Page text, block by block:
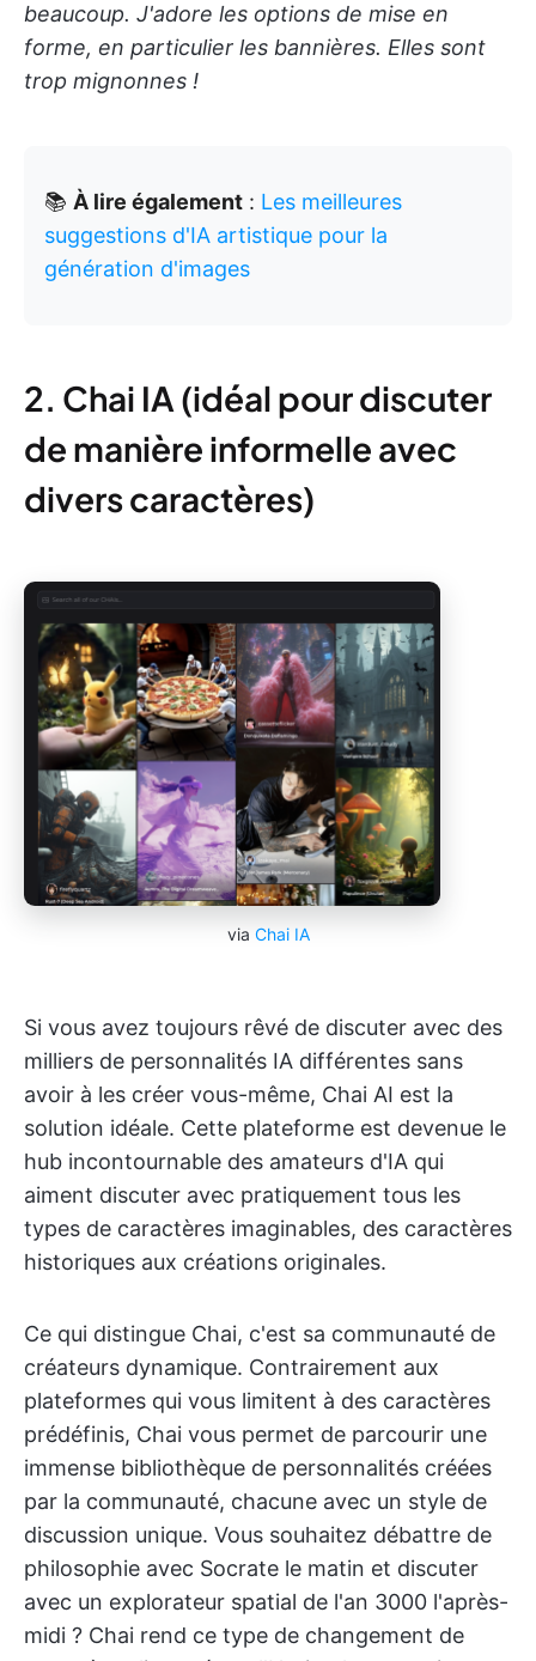
beaucoup. J'adore les options de mise en
forme, en particulier les bannières. Elles sont
trop mignonnes !
📚 À lire également : Les meilleures
suggestions d'IA artistique pour la
génération d'images
2. Chai IA (idéal pour discuter
de manière informelle avec
divers caractères)
via Chai IA
Si vous avez toujours rêvé de discuter avec des
milliers de personnalités IA différentes sans
avoir à les créer vous-même, Chai AI est la
solution idéale. Cette plateforme est devenue le
hub incontournable des amateurs d'IA qui
aiment discuter avec pratiquement tous les
types de caractères imaginables, des caractères
historiques aux créations originales.
Ce qui distingue Chai, c'est sa communauté de
créateurs dynamique. Contrairement aux
plateformes qui vous limitent à des caractères
prédéfinis, Chai vous permet de parcourir une
immense bibliothèque de personnalités créées
par la communauté, chacune avec un style de
discussion unique. Vous souhaitez débattre de
philosophie avec Socrate le matin et discuter
avec un explorateur spatial de l'an 3000 l'après-
midi ? Chai rend ce type de changement de